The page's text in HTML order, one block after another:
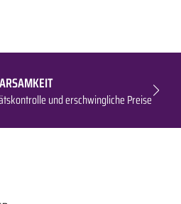
und erschwingliche Preise